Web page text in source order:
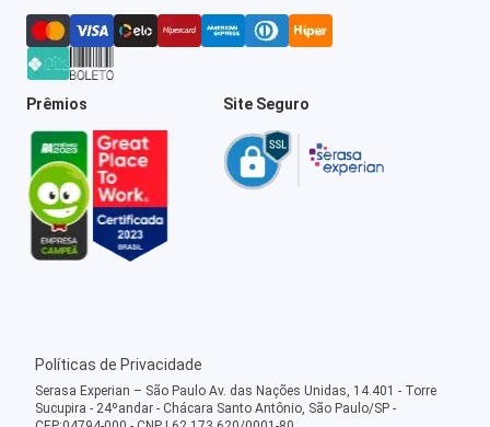
Prêmios Site Seguro
Políticas de Privacidade
Serasa Experian – São Paulo Av. das Nações Unidas, 14.401 - Torre
Sucupira - 24ºandar - Chácara Santo Antônio, São Paulo/SP -